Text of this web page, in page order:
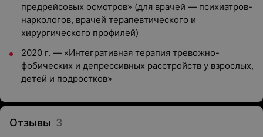
предрейсовых осмотров» (для врачей — психиатров-
наркологов, врачей терапевтического и
хирургического профилей)
2020 г. — «Интегративная терапия тревожно-
фобических и депрессивных расстройств у взрослых,
детей и подростков»
Отзывы 3